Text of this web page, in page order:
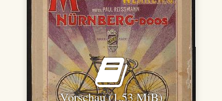
Vorschau (1,53 MiB)